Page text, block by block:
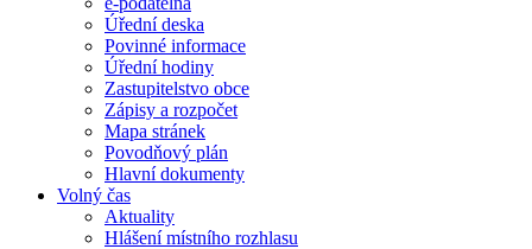
Úřední deska
Povinné informace
Úřední hodiny
Zastupitelstvo obce
Zápisy a rozpočet
Mapa stránek
Povodňový plán
Hlavní dokumenty
Volný čas
Aktuality
Hlášení místního rozhlasu